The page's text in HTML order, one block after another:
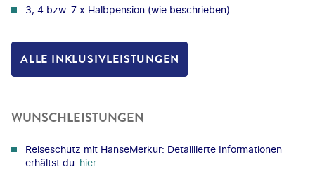
3, 4 bzw. 7 x Halbpension (wie beschrieben)
ALLE INKLUSIVLEISTUNGEN
WUNSCHLEISTUNGEN
Reiseschutz mit HanseMerkur: Detaillierte Informationen
erhältst du hier